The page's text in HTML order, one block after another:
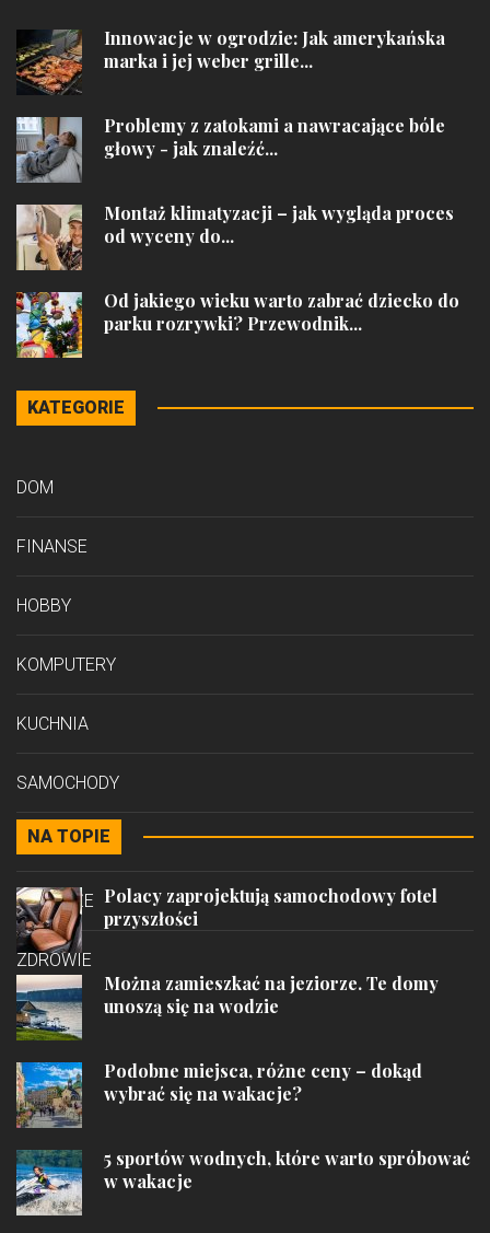
Innowacje w ogrodzie: Jak amerykańska
marka i jej weber grille...
Problemy z zatokami a nawracające bóle
głowy - jak znaleźć...
Montaż klimatyzacji – jak wygląda proces
od wyceny do...
Od jakiego wieku warto zabrać dziecko do
parku rozrywki? Przewodnik...
KATEGORIE
DOM
FINANSE
HOBBY
KOMPUTERY
KUCHNIA
SAMOCHODY
STYL
PODRÓŻE
ZDROWIE
NA TOPIE
Polacy zaprojektują samochodowy fotel
przyszłości
Można zamieszkać na jeziorze. Te domy
unoszą się na wodzie
Podobne miejsca, różne ceny – dokąd
wybrać się na wakacje?
5 sportów wodnych, które warto spróbować
w wakacje